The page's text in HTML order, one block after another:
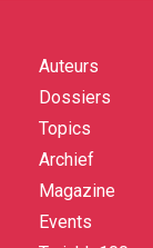
Quick
links
Auteurs
Dossiers
Topics
Archief
Magazine
Events